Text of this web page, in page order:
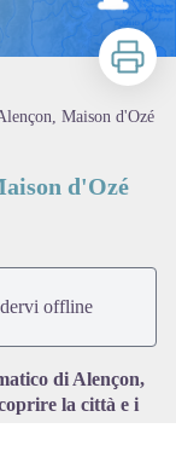
Stampa
Maison d'Ozé
d'Ozé
offline
di Alençon,
la città e i